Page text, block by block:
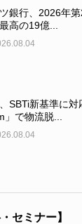
ツ銀行、2026年
高の19億...
SBTi新基準に
」で物流脱...
セミナー】